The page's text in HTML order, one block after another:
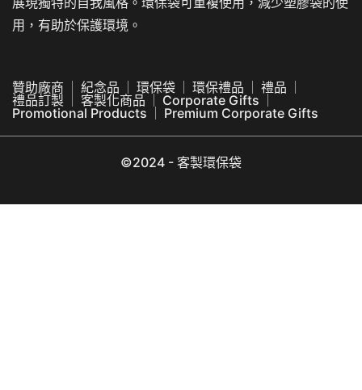
用，有助於保護環境。
贊助廠商 紀念品 環保袋 環保禮品
禮品
禮品訂製
客製化商品
Corporate Gifts
Promotional Products
Premium Corporate Gifts
©2024 - 客製環保袋